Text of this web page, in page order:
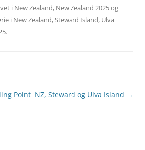
i New Zealand, New Zealand 2025og
i New Zealand,Steward Island, Ulva
.
Point NZ, Steward og Ulva Island →